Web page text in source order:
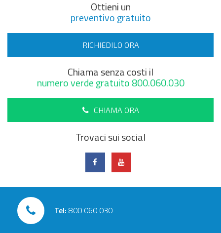
Ottieni un
preventivo gratuito
RICHIEDILO ORA
Chiama senza costi il
numero verde gratuito 800.060.030
CHIAMA ORA
Trovaci sui social
Tel: 800 060 030